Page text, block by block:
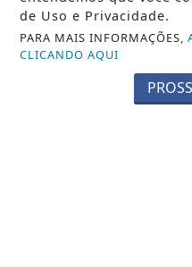
de Uso e Privacidade.
PARA MAIS INFORMAÇÕES,
CLICANDO AQUI